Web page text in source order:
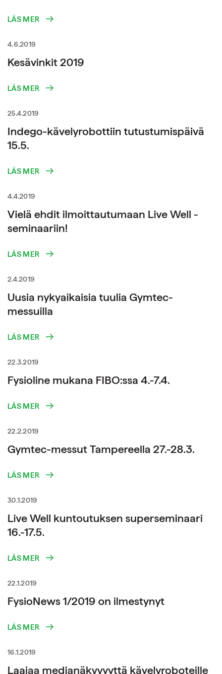
LÄS MER
4.6.2019
Kesävinkit 2019
LÄS MER
25.4.2019
Indego-kävelyrobottiin tutustumispäivä
15.5.
LÄS MER
4.4.2019
Vielä ehdit ilmoittautumaan Live Well -
seminaariin!
LÄS MER
2.4.2019
Uusia nykyaikaisia tuulia Gymtec-
messuilla
LÄS MER
22.3.2019
Fysioline mukana FIBO:ssa 4.-7.4.
LÄS MER
22.2.2019
Gymtec-messut Tampereella 27.-28.3.
LÄS MER
30.1.2019
Live Well kuntoutuksen superseminaari
16.-17.5.
LÄS MER
22.1.2019
FysioNews 1/2019 on ilmestynyt
LÄS MER
16.1.2019
Laajaa medianäkyvyyttä kävelyroboteille